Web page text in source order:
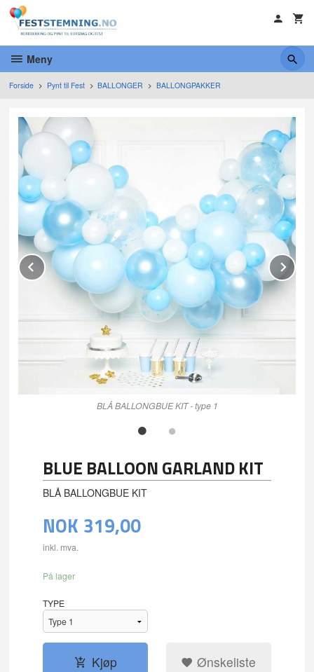
Gå
innholdet
Meny
Forside Pynt til Fest BALLONGER BALLONGPAKKER
BLÅ BALLONGBUE KIT - type 1
Prev
BLUE BALLOON GARLAND KIT
BLÅ BALLONGBUE KIT
NOK 319,00
inkl. mva.
På lager
TYPE
Kjøp Ønskeliste